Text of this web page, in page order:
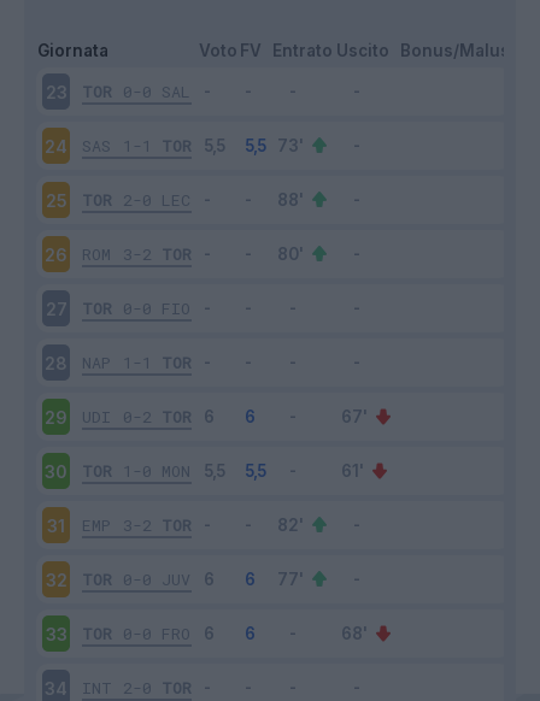
Giornata Voto FV Entrato Uscito Bonus/Malus
23 TOR 0-0 SAL
24 SAS 1-1 TOR
25 TOR 2-0 LEC
26 ROM 3-2 TOR
27 TOR 0-0 FIO
28 NAP 1-1 TOR
29 UDI 0-2 TOR
30 TOR 1-0 MON
31 EMP 3-2 TOR
32 TOR 0-0 JUV
33 TOR 0-0 FRO
34 INT 2-0 TOR